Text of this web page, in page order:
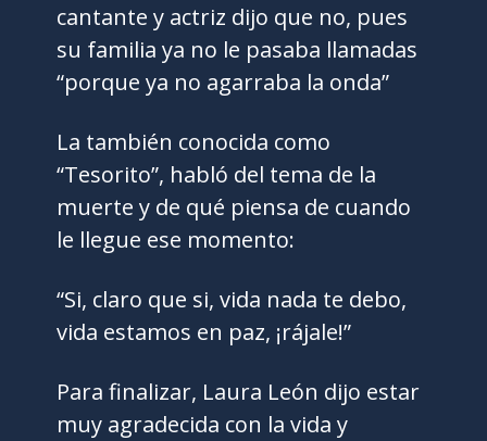
cantante y actriz dijo que no, pues
su familia ya no le pasaba llamadas
“porque ya no agarraba la onda”
La también conocida como
“Tesorito”, habló del tema de la
muerte y de qué piensa de cuando
le llegue ese momento:
“Si, claro que si, vida nada te debo,
vida estamos en paz, ¡rájale!”
Para finalizar, Laura León dijo estar
muy agradecida con la vida y